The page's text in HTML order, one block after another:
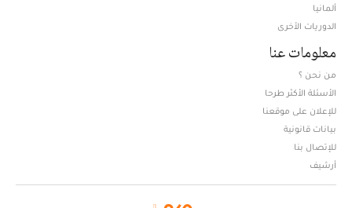
ألمانيا
الدوريات الأخرى
معلومات عنا
من نحن ؟
الأسئلة الأكثر طرحا
للإعلان على موقعنا
بيانات قانونية
للإتصال بنا
أرشيف